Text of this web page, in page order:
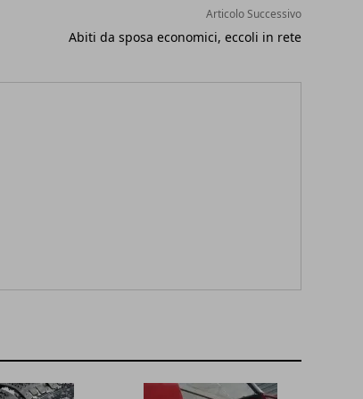
Articolo Successivo
Abiti da sposa economici, eccoli in rete